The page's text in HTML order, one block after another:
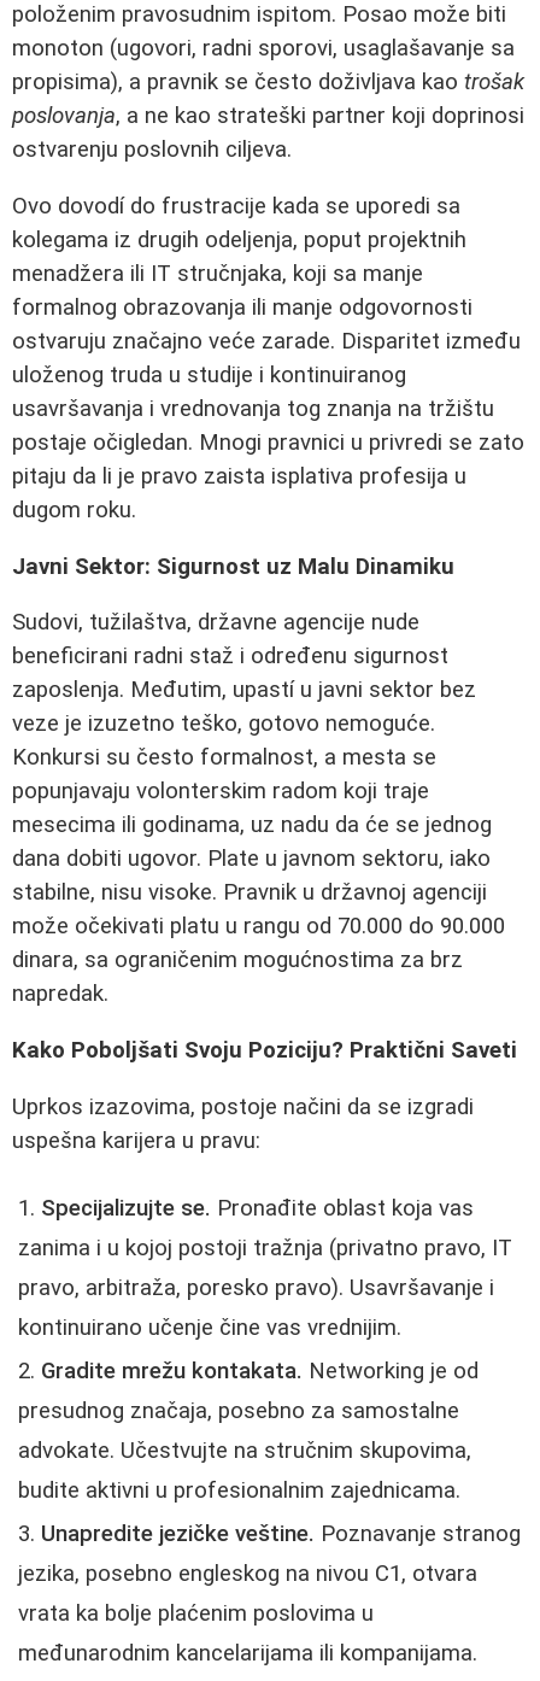
položenim pravosudnim ispitom. Posao može biti
monoton (ugovori, radni sporovi, usaglašavanje sa
propisima), a pravnik se često doživljava kao trošak
poslovanja, a ne kao strateški partner koji doprinosi
ostvarenju poslovnih ciljeva.
Ovo dovodí do frustracije kada se uporedi sa
kolegama iz drugih odeljenja, poput projektnih
menadžera ili IT stručnjaka, koji sa manje
formalnog obrazovanja ili manje odgovornosti
ostvaruju značajno veće zarade. Disparitet između
uloženog truda u studije i kontinuiranog
usavršavanja i vrednovanja tog znanja na tržištu
postaje očigledan. Mnogi pravnici u privredi se zato
pitaju da li je pravo zaista isplativa profesija u
dugom roku.
Javni Sektor: Sigurnost uz Malu Dinamiku
Sudovi, tužilaštva, državne agencije nude
beneficirani radni staž i određenu sigurnost
zaposlenja. Međutim, upastí u javni sektor bez
veze je izuzetno teško, gotovo nemoguće.
Konkursi su često formalnost, a mesta se
popunjavaju volonterskim radom koji traje
mesecima ili godinama, uz nadu da će se jednog
dana dobiti ugovor. Plate u javnom sektoru, iako
stabilne, nisu visoke. Pravnik u državnoj agenciji
može očekivati platu u rangu od 70.000 do 90.000
dinara, sa ograničenim mogućnostima za brz
napredak.
Kako Poboljšati Svoju Poziciju? Praktični Saveti
Uprkos izazovima, postoje načini da se izgradi
uspešna karijera u pravu:
Specijalizujte se. Pronađite oblast koja vas
zanima i u kojoj postoji tražnja (privatno pravo, IT
pravo, arbitraža, poresko pravo). Usavršavanje i
kontinuirano učenje čine vas vrednijim.
Gradite mrežu kontakata. Networking je od
presudnog značaja, posebno za samostalne
advokate. Učestvujte na stručnim skupovima,
budite aktivni u profesionalnim zajednicama.
Unapredite jezičke veštine. Poznavanje stranog
jezika, posebno engleskog na nivou C1, otvara
vrata ka bolje plaćenim poslovima u
međunarodnim kancelarijama ili kompanijama.